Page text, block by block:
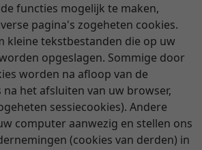
functies mogelijk te maken,
pagina's zogeheten cookies.
kleine tekstbestanden die op uw
opgeslagen. Sommige door
worden na afloop van de
het afsluiten van uw browser,
sessiecookies). Andere
computer aanwezig en stellen ons
(cookies van derden) in